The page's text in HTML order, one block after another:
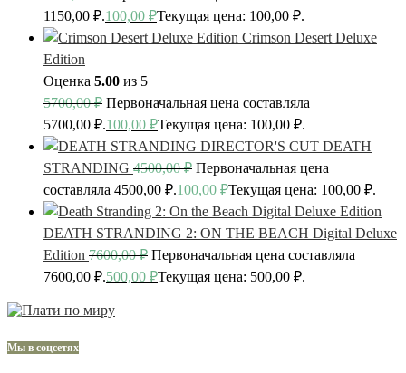
1150,00 ₽.100,00 ₽Текущая цена: 100,00 ₽.
Crimson Desert Deluxe
Edition
Оценка 5.00 из 5
5700,00₽ Первоначальная цена составляла
5700,00 ₽.100,00 ₽Текущая цена: 100,00 ₽.
DEATH
STRANDING 4500,00₽ Первоначальная цена
составляла 4500,00 ₽.100,00 ₽Текущая цена: 100,00 ₽.
DEATH STRANDING 2: ON THE BEACH Digital Deluxe
Edition 7600,00₽ Первоначальная цена составляла
7600,00 ₽.500,00 ₽Текущая цена: 500,00 ₽.
Мы в соцсетях